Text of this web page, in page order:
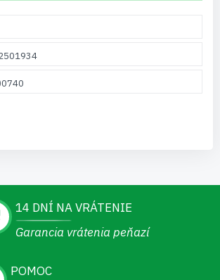
14 DNÍ NA VRÁTENIE
Garancia vrátenia peňazí
POMOC